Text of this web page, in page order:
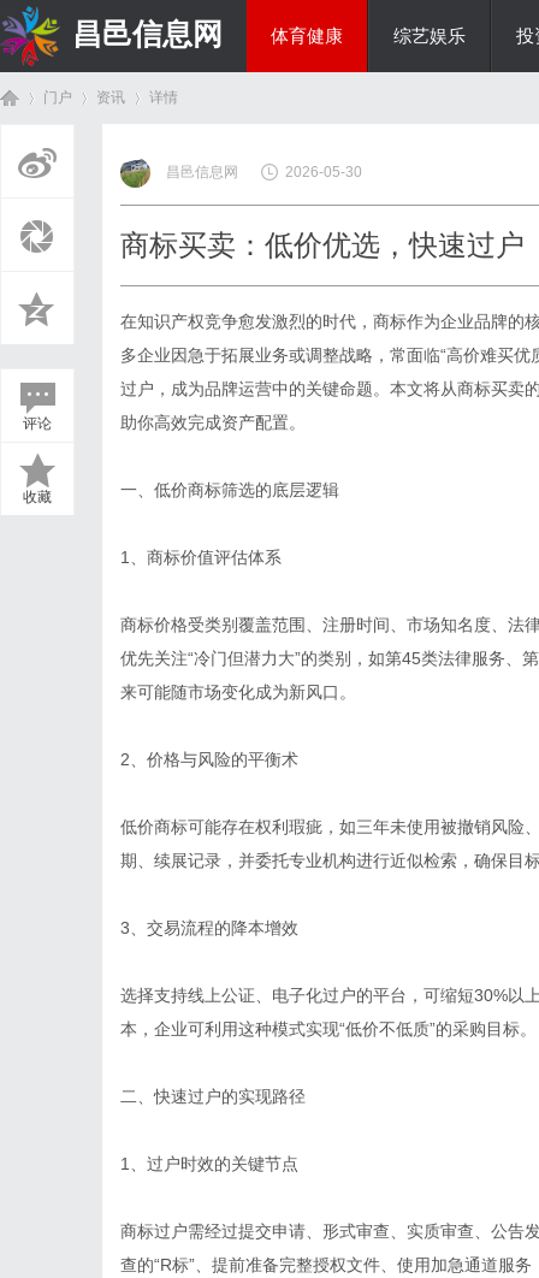
昌邑信息网 体育健康 综艺娱乐 投
门户 资讯
›
详情
评论
收藏
昌邑信息网 2026-05-30
商标买卖：低价优选，快速过户
在知识产权竞争愈发激烈的时代，商标作为企业品牌的
多企业因急于拓展业务或调整战略，常面临“高价难买
过户，成为品牌运营中的关键命题。本文将从商标买卖
助你高效完成资产配置。
一、低价商标筛选的底层逻辑
1、商标价值评估体系
商标价格受类别覆盖范围、注册时间、市场知名度、法
优先关注“冷门但潜力大”的类别，如第45类法律服务、
来可能随市场变化成为新风口。
2、价格与风险的平衡术
低价商标可能存在权利瑕疵，如三年未使用被撤销风险
期、续展记录，并委托专业机构进行近似检索，确保目
3、交易流程的降本增效
选择支持线上公证、电子化过户的平台，可缩短30%以
本，企业可利用这种模式实现“低价不低质”的采购目标。
二、快速过户的实现路径
1、过户时效的关键节点
商标过户需经过提交申请、形式审查、实质审查、公告
查的“R标”、提前准备完整授权文件、使用加急通道服